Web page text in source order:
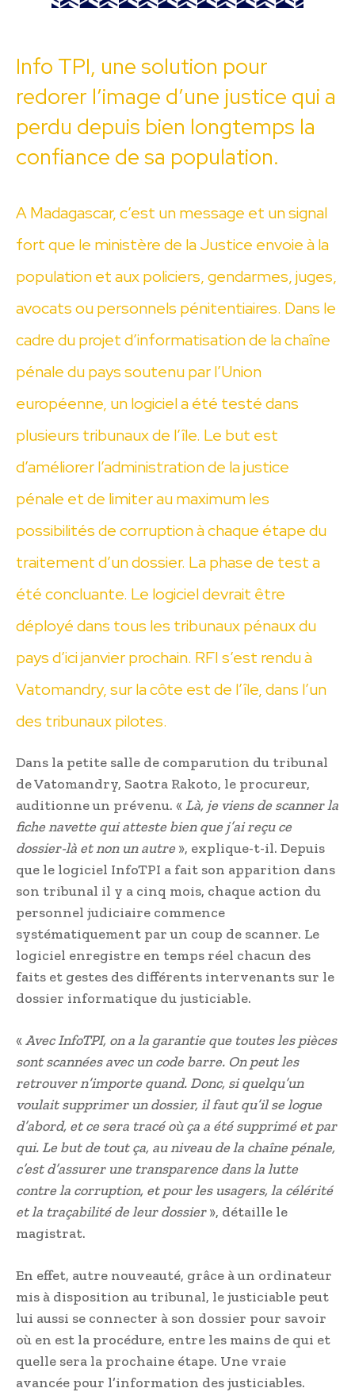
Info TPI, une solution pour
redorer l’image d’une justice qui a
perdu depuis bien longtemps la
confiance de sa population.
A Madagascar, c’est un message et un signal
fort que le ministère de la Justice envoie à la
population et aux policiers, gendarmes, juges,
avocats ou personnels pénitentiaires. Dans le
cadre du projet d’informatisation de la chaîne
pénale du pays soutenu par l’Union
européenne, un logiciel a été testé dans
plusieurs tribunaux de l’île. Le but est
d’améliorer l’administration de la justice
pénale et de limiter au maximum les
possibilités de corruption à chaque étape du
traitement d’un dossier. La phase de test a
été concluante. Le logiciel devrait être
déployé dans tous les tribunaux pénaux du
pays d’ici janvier prochain. RFI s’est rendu à
Vatomandry, sur la côte est de l’île, dans l’un
des tribunaux pilotes.
Dans la petite salle de comparution du tribunal
de Vatomandry, Saotra Rakoto, le procureur,
auditionne un prévenu. « Là, je viens de scanner la
fiche navette qui atteste bien que j’ai reçu ce
dossier-là et non un autre», explique-t-il. Depuis
que le logiciel InfoTPI a fait son apparition dans
son tribunal il y a cinq mois, chaque action du
personnel judiciaire commence
systématiquement par un coup de scanner. Le
logiciel enregistre en temps réel chacun des
faits et gestes des différents intervenants sur le
dossier informatique du justiciable.
«Avec InfoTPI, on a la garantie que toutes les pièces
sont scannées avec un code barre. On peut les
retrouver n’importe quand. Donc, si quelqu’un
voulait supprimer un dossier, il faut qu’il se logue
d’abord, et ce sera tracé où ça a été supprimé et par
qui. Le but de tout ça, au niveau de la chaîne pénale,
c’est d’assurer une transparence dans la lutte
contre la corruption, et pour les usagers, la célérité
et la traçabilité de leur dossier», détaille le
magistrat.
En effet, autre nouveauté, grâce à un ordinateur
mis à disposition au tribunal, le justiciable peut
lui aussi se connecter à son dossier pour savoir
où en est la procédure, entre les mains de qui et
quelle sera la prochaine étape. Une vraie
avancée pour l’information des justiciables.